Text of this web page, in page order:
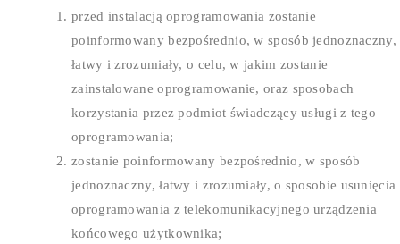
przed instalacją oprogramowania zostanie
poinformowany bezpośrednio, w sposób jednoznaczny,
łatwy i zrozumiały, o celu, w jakim zostanie
zainstalowane oprogramowanie, oraz sposobach
korzystania przez podmiot świadczący usługi z tego
oprogramowania;
zostanie poinformowany bezpośrednio, w sposób
jednoznaczny, łatwy i zrozumiały, o sposobie usunięcia
oprogramowania z telekomunikacyjnego urządzenia
końcowego użytkownika;